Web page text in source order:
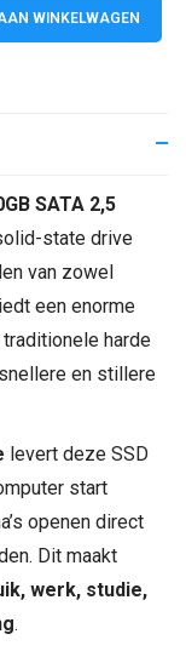
WINKELWAGEN
SATA 2,5
state drive
van zowel
een enorme
harde
en stillere
levert deze SSD
start
openen direct
Dit maakt
werk, studie,
.